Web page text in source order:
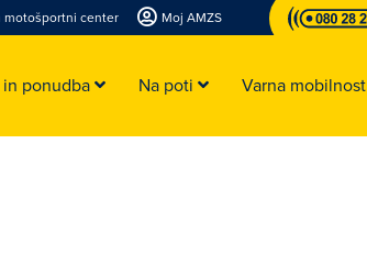
motošportni center Moj AMZS
ponudba Na poti Varna mobilnost